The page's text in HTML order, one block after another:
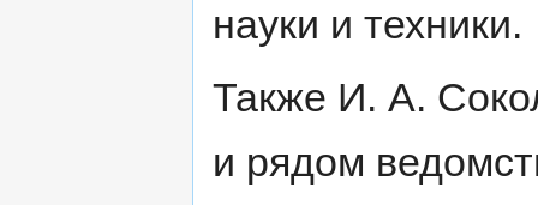
науки и техники.
Также И. А.
и рядом